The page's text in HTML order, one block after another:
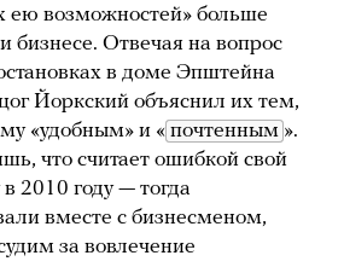
ею возможностей» больше
бизнесе. Отвечая на вопрос
в доме Эпштейна
Йоркский объяснил их тем,
«удобным» и « почтенным ».
что считает ошибкой свой
2010 году — тогда
вместе с бизнесменом,
за вовлечение